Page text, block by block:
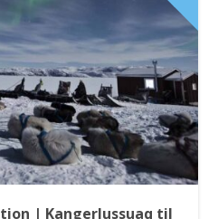
| Kangerlussuaq til